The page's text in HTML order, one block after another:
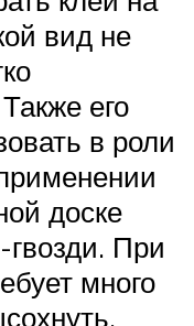
вид не
его
в роли
доске
При
много